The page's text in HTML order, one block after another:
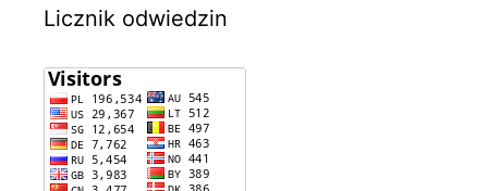
Licznik odwiedzin